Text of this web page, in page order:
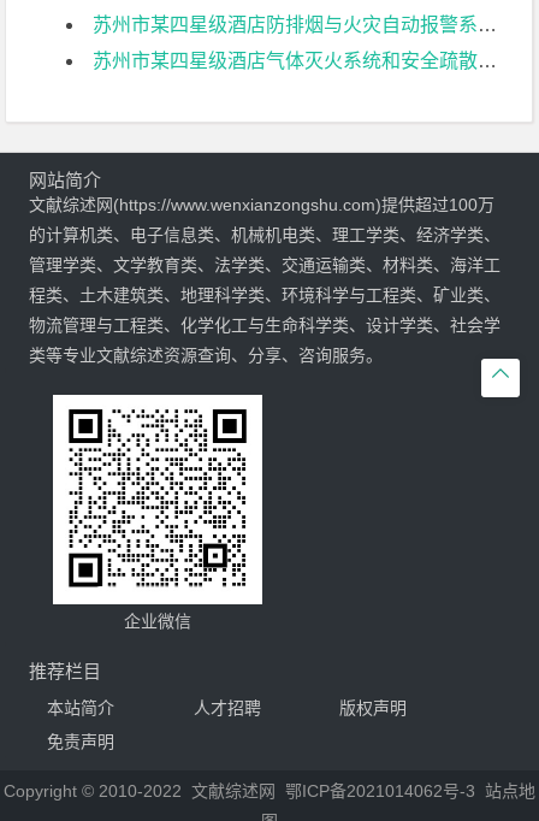
苏州市某四星级酒店防排烟与火灾自动报警系统设计文献综述
苏州市某四星级酒店气体灭火系统和安全疏散设计文献综述

网站简介
文献综述网(https://www.wenxianzongshu.com)提供超过100万
的计算机类、电子信息类、机械机电类、理工学类、经济学类、
管理学类、文学教育类、法学类、交通运输类、材料类、海洋工
程类、土木建筑类、地理科学类、环境科学与工程类、矿业类、
物流管理与工程类、化学化工与生命科学类、设计学类、社会学
类等专业文献综述资源查询、分享、咨询服务。
企业微信
推荐栏目
本站简介 人才招聘
版权声明
免责声明
Copyright © 2010-2022 文献综述网 鄂ICP备2021014062号-3 站点地